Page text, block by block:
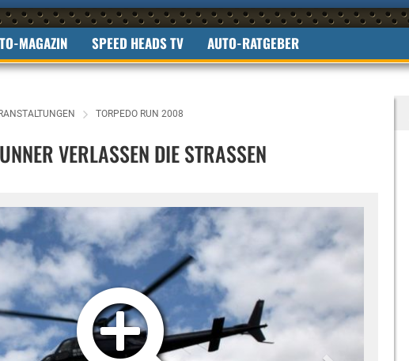
MAGAZIN SPEED HEADS TV AUTO-RATGEBER
TORPEDO RUN 2008
VERLASSEN DIE STRASSEN